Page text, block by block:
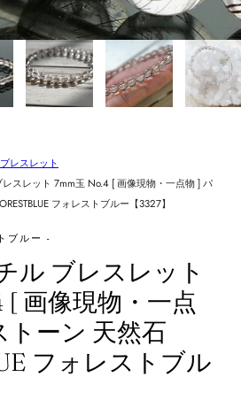
レスレット
スレット 7mm玉 No.4 [ 画像現物・一点物 ] パ
フォレストブルー【3327】
ブルー -
ル ブレスレット
[ 画像現物・一点
トーン 天然石
フォレストブル